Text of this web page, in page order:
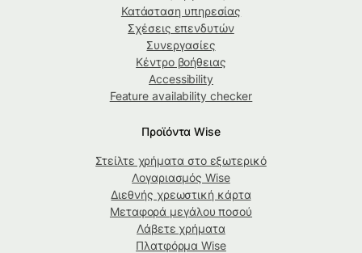
Κατάσταση υπηρεσίας
Σχέσεις επενδυτών
Συνεργασίες
Κέντρο βοήθειας
Accessibility
Feature availability checker
Προϊόντα Wise
Στείλτε χρήματα στο εξωτερικό
Λογαριασμός Wise
Διεθνής χρεωστική κάρτα
Μεταφορά μεγάλου ποσού
Λάβετε χρήματα
Πλατφόρμα Wise